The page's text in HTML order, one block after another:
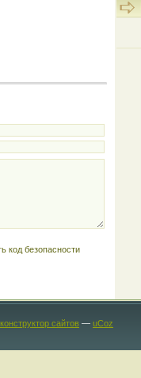
конструктор сайтов — uCoz